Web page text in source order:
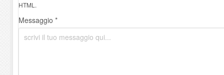
HTML.
Messaggio *